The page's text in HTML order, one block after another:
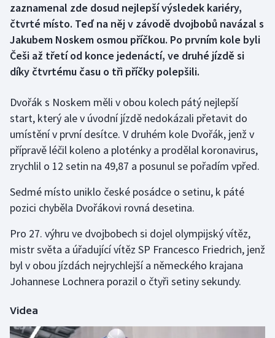
Box
Curling
Dostihy
Florbal
Futsal
Golf
Gymnastika
Házená
Jezdectví
Judo
Lezení
zaznamenal zde dosud nejlepší výsledek kariéry,
čtvrté místo. Teď na něj v závodě dvojbobů navázal s
Jakubem Noskem osmou příčkou. Po prvním kole byli
Češi až třetí od konce jedenáctí, ve druhé jízdě si
díky čtvrtému času o tři příčky polepšili.
Dvořák s Noskem měli v obou kolech pátý nejlepší
start, který ale v úvodní jízdě nedokázali přetavit do
umístění v první desítce. V druhém kole Dvořák, jenž v
přípravě léčil koleno a ploténky a prodělal koronavirus,
zrychlil o 12 setin na 49,87 a posunul se pořadím vpřed.
Sedmé místo uniklo české posádce o setinu, k páté
pozici chyběla Dvořákovi rovná desetina.
Pro 27. výhru ve dvojbobech si dojel olympijský vítěz,
mistr světa a úřadující vítěz SP Francesco Friedrich, jenž
byl v obou jízdách nejrychlejší a německého krajana
Johannese Lochnera porazil o čtyři setiny sekundy.
Videa